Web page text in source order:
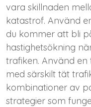
vara skillnaden
katastrof. Använd
du kommer att bli
hastighetsökning
trafiken. Använd
med särskilt tät
kombinationer av
strategier som